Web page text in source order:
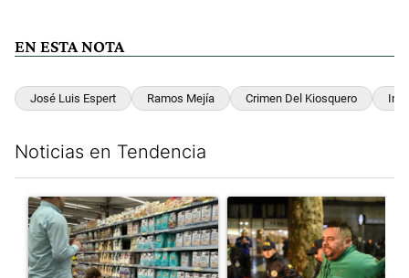
EN ESTA NOTA
José Luis Espert Ramos Mejía Crimen Del Kiosquero
Noticias en Tendencia
Un artículo de tendencia con el título "Inflación y dólar: cuáles
Un artículo de tendencia con